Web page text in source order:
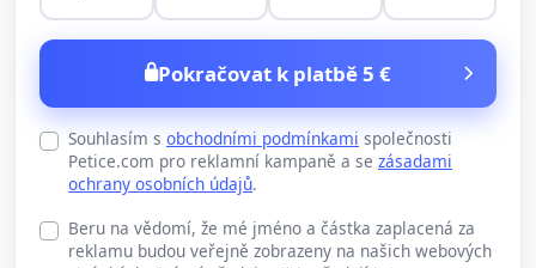
Pokračovat k platbě 5 €
Souhlasím s obchodními podmínkami společnosti
Petice.com pro reklamní kampaně a se zásadami
ochrany osobních údajů.
Beru na vědomí, že mé jméno a částka zaplacená za
reklamu budou veřejně zobrazeny na našich webových